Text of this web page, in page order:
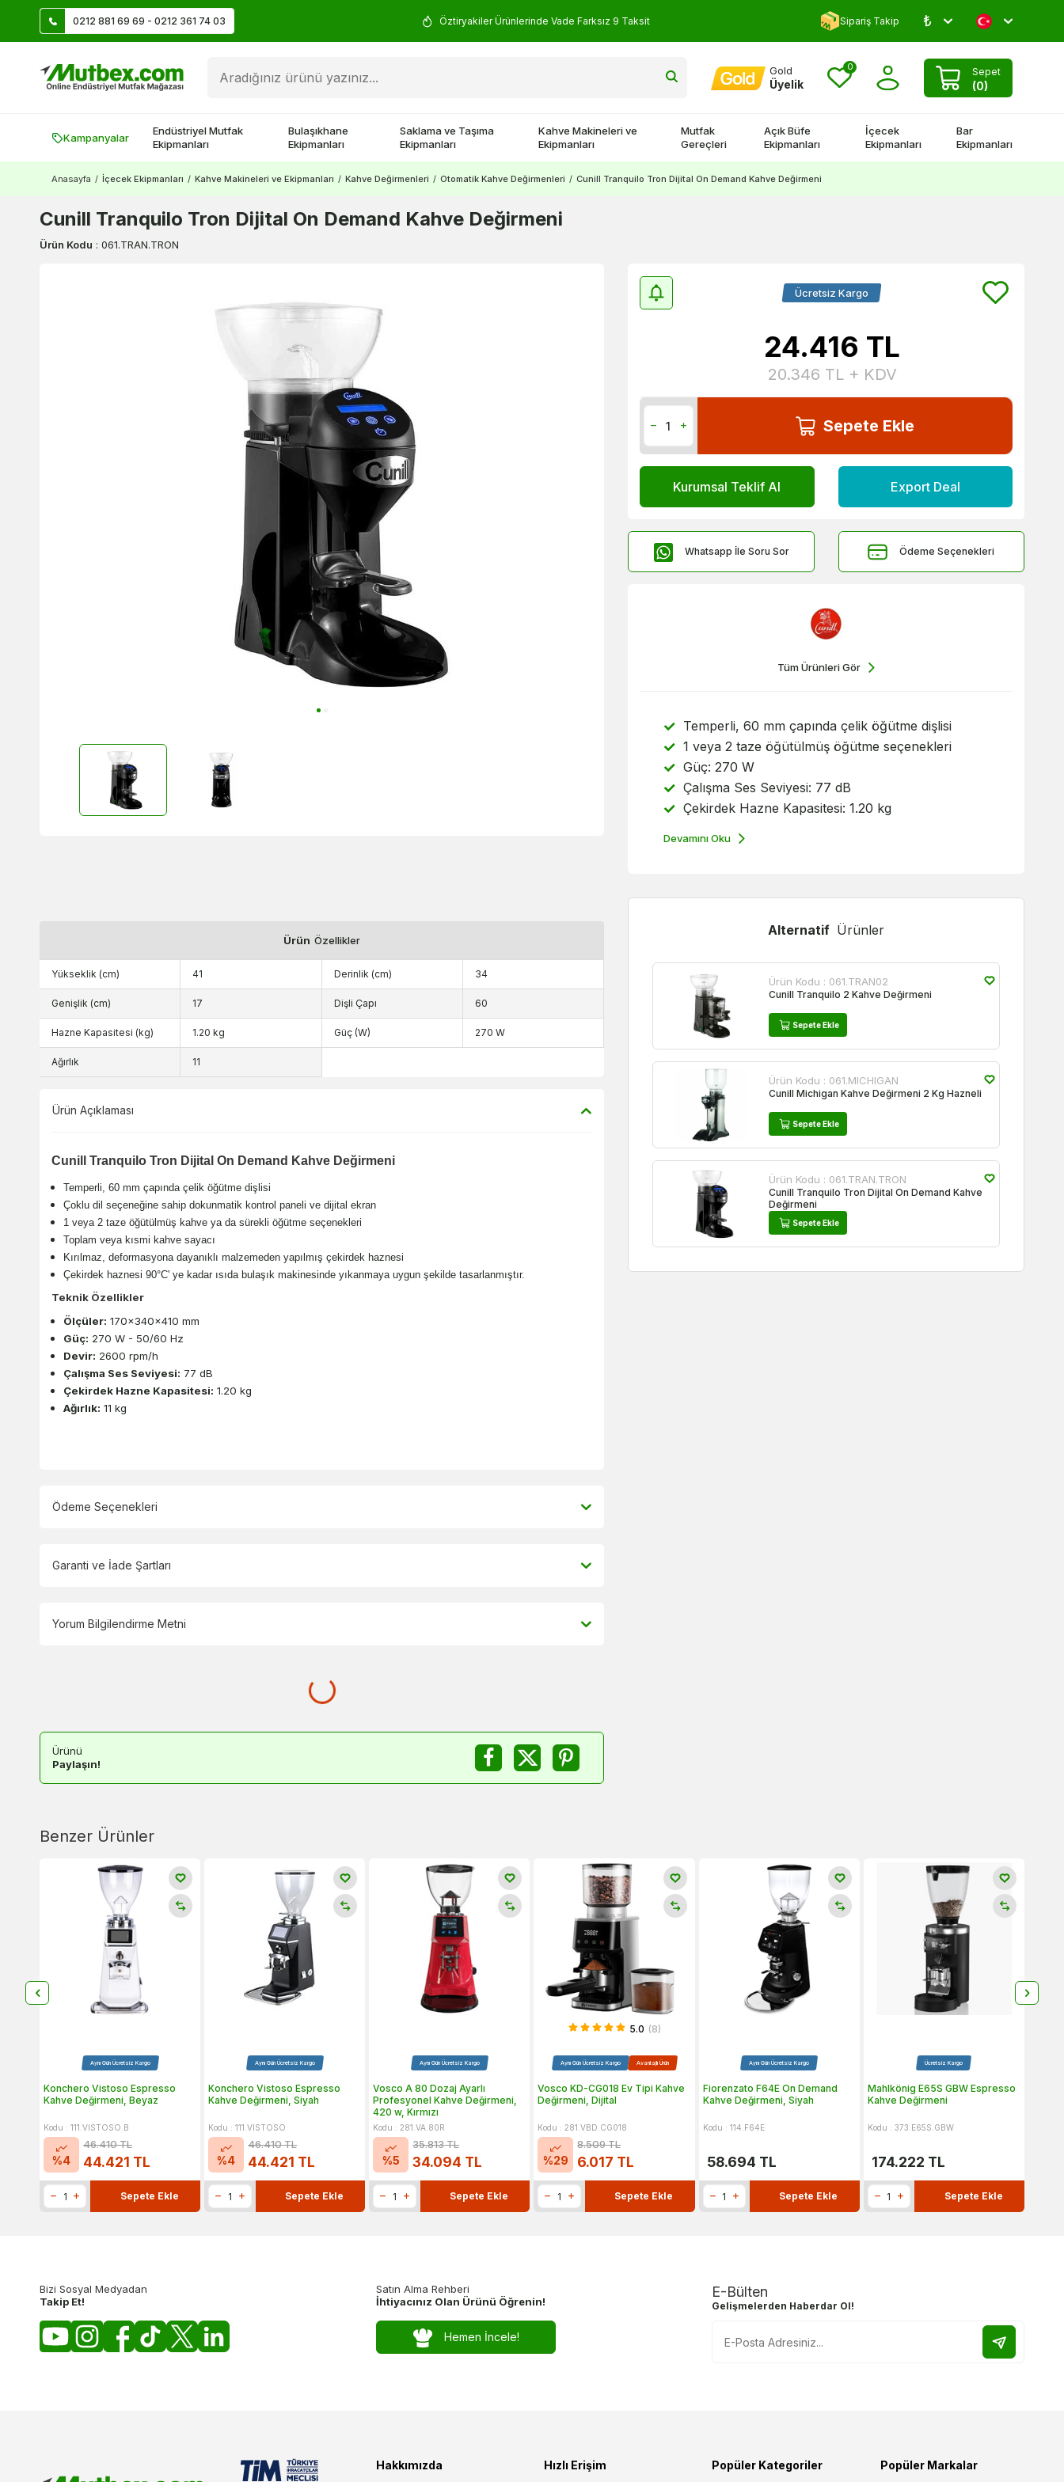
0212 881 69 69 - 0212 361 74 03Üye Ol İlk Siparişte 500 TL Kazan! Öztiryakiler Ürünlerinde Vade Farksız 9 Taksit Yorum Yap 500 TL Kazan!
Sipariş Takip ₺
Gold
Üyelik
0 Sepet
(0)
Kampanyalar
Endüstriyel Mutfak
Ekipmanları
Bulaşıkhane
Ekipmanları
Saklama ve Taşıma
Ekipmanları
Kahve Makineleri ve
Ekipmanları
Mutfak
Gereçleri
Açık Büfe
Ekipmanları
İçecek
Ekipmanları
Bar
Ekipmanları
Anasayfa / İçecek Ekipmanları / Kahve Makineleri ve Ekipmanları / Kahve Değirmenleri / Otomatik Kahve Değirmenleri / Cunill Tranquilo Tron Dijital On Demand Kahve Değirmeni
Cunill Tranquilo Tron Dijital On Demand Kahve Değirmeni
Ürün Kodu : 061.TRAN.TRON
Ücretsiz Kargo
24.416 TL
20.346 TL + KDV
Sepete Ekle
Kurumsal Teklif Al Export Deal
Whatsapp İle Soru Sor Ödeme Seçenekleri
Tüm Ürünleri Gör
Temperli, 60 mm çapında çelik öğütme dişlisi
1 veya 2 taze öğütülmüş öğütme seçenekleri
Güç: 270 W
Çalışma Ses Seviyesi: 77 dB
Çekirdek Hazne Kapasitesi: 1.20 kg
Devamını Oku
Ürün Özellikler
Yükseklik (cm) 41 Derinlik (cm) 34
Genişlik (cm) 17 Dişli Çapı 60
Hazne Kapasitesi (kg) 1.20 kg Güç (W) 270 W
Ağırlık 11
Ürün Açıklaması
Cunill Tranquilo Tron Dijital On Demand Kahve Değirmeni
Temperli, 60 mm çapında çelik öğütme dişlisi
Çoklu dil seçeneğine sahip dokunmatik kontrol paneli ve dijital ekran
1 veya 2 taze öğütülmüş kahve ya da sürekli öğütme seçenekleri
Toplam veya kısmi kahve sayacı
Kırılmaz, deformasyona dayanıklı malzemeden yapılmış çekirdek haznesi
Çekirdek haznesi 90°C' ye kadar ısıda bulaşık makinesinde yıkanmaya uygun şekilde tasarlanmıştır.
Teknik Özellikler
Ölçüler: 170x340x410 mm
Güç: 270 W - 50/60 Hz
Devir: 2600 rpm/h
Çalışma Ses Seviyesi: 77 dB
Çekirdek Hazne Kapasitesi: 1.20 kg
Ağırlık: 11 kg
Ödeme Seçenekleri
Garanti ve İade Şartları
Yorum Bilgilendirme Metni
Ürünü
Paylaşın!
Alternatif Ürünler
Ürün Kodu : 061.TRAN02
Cunill Tranquilo 2 Kahve Değirmeni
Sepete Ekle
Ürün Kodu : 061.MICHIGAN
Cunill Michigan Kahve Değirmeni 2 Kg Hazneli
Sepete Ekle
Ürün Kodu : 061.TRAN.TRON
Cunill Tranquilo Tron Dijital On Demand Kahve
Değirmeni
Sepete Ekle
Benzer Ürünler
Aynı Gün Ücretsiz Kargo
Konchero Vistoso Espresso
Kahve Değirmeni, Beyaz
Kodu : 111.VISTOSO.B
%4
46.410TL
44.421 TL
Sepete Ekle
Aynı Gün Ücretsiz Kargo
Konchero Vistoso Espresso
Kahve Değirmeni, Siyah
Kodu : 111.VISTOSO
%4
46.410TL
44.421 TL
Sepete Ekle
Aynı Gün Ücretsiz Kargo
Vosco A 80 Dozaj Ayarlı
Profesyonel Kahve Değirmeni,
420 w, Kırmızı
Kodu : 281.VA.80R
%5
35.813TL
34.094 TL
Sepete Ekle
5.0 (8)
Aynı Gün Ücretsiz Kargo Avantajlı Ürün
Vosco KD-CG018 Ev Tipi Kahve
Değirmeni, Dijital
Kodu : 281.VBD.CG018
%29
8.509TL
6.017 TL
Sepete Ekle
Aynı Gün Ücretsiz Kargo
Fiorenzato F64E On Demand
Kahve Değirmeni, Siyah
Kodu : 114.F64E
58.694 TL
Sepete Ekle
Ücretsiz Kargo
Mahlkönig E65S GBW Espresso
Kahve Değirmeni
Kodu : 373.E65S.GBW
174.222 TL
Sepete Ekle
Bizi Sosyal Medyadan
Takip Et!
Satın Alma Rehberi
İhtiyacınız Olan Ürünü Öğrenin!
Hemen İncele!
E-Bülten
Gelişmelerden Haberdar Ol!
Hakkımızda Hızlı Erişim Popüler Kategoriler Popüler Markalar